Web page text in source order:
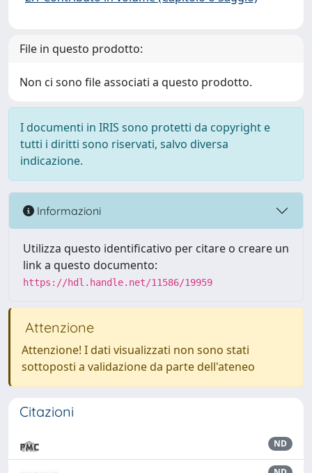
File in questo prodotto:
Non ci sono file associati a questo prodotto.
I documenti in IRIS sono protetti da copyright e
tutti i diritti sono riservati, salvo diversa
indicazione.
Informazioni
Utilizza questo identificativo per citare o creare un
link a questo documento:
https://hdl.handle.net/11586/19959
Attenzione
Attenzione! I dati visualizzati non sono stati
sottoposti a validazione da parte dell'ateneo
Citazioni
ND